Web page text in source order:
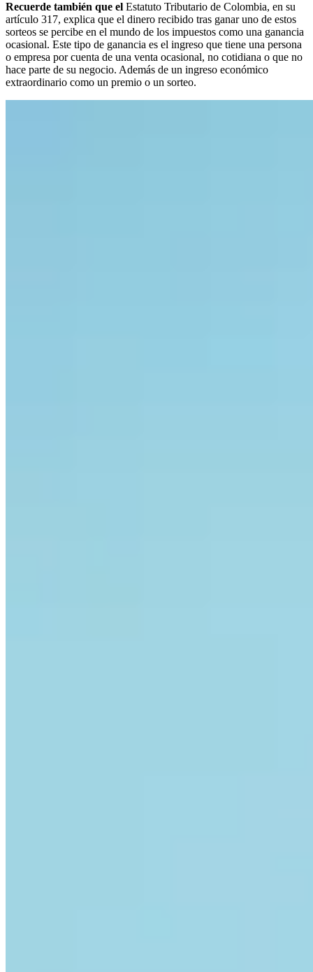
Recuerde también que el Estatuto Tributario de Colombia, en su
artículo 317, explica que el dinero recibido tras ganar uno de estos
sorteos se percibe en el mundo de los impuestos como una ganancia
ocasional. Este tipo de ganancia es el ingreso que tiene una persona
o empresa por cuenta de una venta ocasional, no cotidiana o que no
hace parte de su negocio. Además de un ingreso económico
extraordinario como un premio o un sorteo.